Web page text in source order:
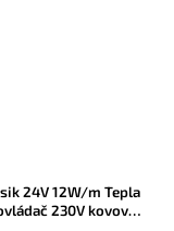
24V 12W/m Tepla
230V kovový